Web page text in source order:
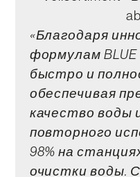
«Благодаря
формулам BLUE
быстро и
обеспечивая
качество воды
повторного
98% на
очистки воды.